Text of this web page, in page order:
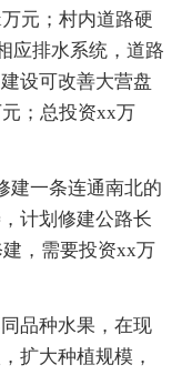
元；村内道路硬
应排水系统，道路
设可改善大营盘
；总投资xx万
一条连通南北的
计划修建公路长
，需要投资xx万
品种水果，在现
扩大种植规模，